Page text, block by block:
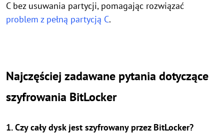
C bez usuwania partycji, pomagając rozwiązać
problem z pełną partycją C.
Najczęściej zadawane pytania dotyczące
szyfrowania BitLocker
1. Czy cały dysk jest szyfrowany przez BitLocker?